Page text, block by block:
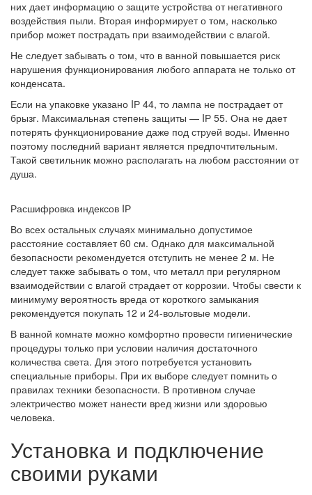
них дает информацию о защите устройства от негативного
воздействия пыли. Вторая информирует о том, насколько
прибор может пострадать при взаимодействии с влагой.
Не следует забывать о том, что в ванной повышается риск
нарушения функционирования любого аппарата не только от
конденсата.
Если на упаковке указано IР 44, то лампа не пострадает от
брызг. Максимальная степень защиты — IР 55. Она не дает
потерять функционирование даже под струей воды. Именно
поэтому последний вариант является предпочтительным.
Такой светильник можно располагать на любом расстоянии от
душа.
Расшифровка индексов IР
Во всех остальных случаях минимально допустимое
расстояние составляет 60 см. Однако для максимальной
безопасности рекомендуется отступить не менее 2 м. Не
следует также забывать о том, что металл при регулярном
взаимодействии с влагой страдает от коррозии. Чтобы свести к
минимуму вероятность вреда от короткого замыкания
рекомендуется покупать 12 и 24-вольтовые модели.
В ванной комнате можно комфортно провести гигиенические
процедуры только при условии наличия достаточного
количества света. Для этого потребуется установить
специальные приборы. При их выборе следует помнить о
правилах техники безопасности. В противном случае
электричество может нанести вред жизни или здоровью
человека.
Установка и подключение
своими руками